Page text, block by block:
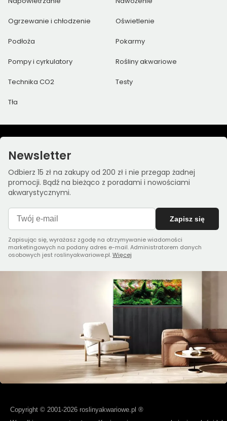
Ogrzewanie i chłodzenie Oświetlenie
Podłoża Pokarmy
Pompy i cyrkulatory Rośliny akwariowe
Technika CO2 Testy
Tła
Newsletter
Odbierz 15 zł na zakupy od 200 zł i nie przegap żadnej
promocji. Bądź na bieżąco z poradami i nowościami
akwarystycznymi.
Zapisz się
Zapisując się, wyrażasz zgodę na otrzymywanie wiadomości
marketingowych na podany adres e-mail. Administratorem danych
osobowych jest roslinyakwariowe.pl.Więcej
Copyright © 2001-2026 roslinyakwariowe.pl ®